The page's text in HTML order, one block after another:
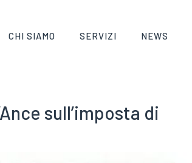
CHI SIAMO SERVIZI NEWS
sull’imposta di